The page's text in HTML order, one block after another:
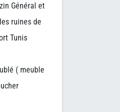
Général et
ruines de
Tunis
( meuble